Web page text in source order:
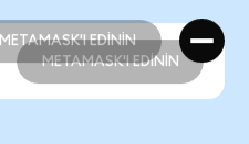
METAMASK'I EDİNİN
METAMASK'I EDİNİN
METAMASK'I EDİNİN